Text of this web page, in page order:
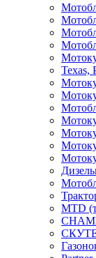
Texas,
MTD